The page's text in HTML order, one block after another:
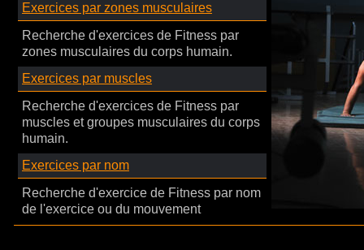
Exercices par zones musculaires
Recherche d'exercices de Fitness par
zones musculaires du corps humain.
Exercices par muscles
Recherche d'exercices de Fitness par
muscles et groupes musculaires du corps
humain.
Exercices par nom
Recherche d'exercice de Fitness par nom
de l'exercice ou du mouvement